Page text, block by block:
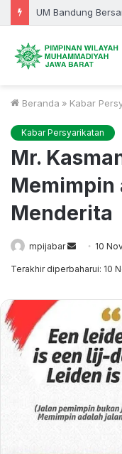
Beranda » Kabar
Kabar Persyarikatan
Mr.
Memimpin
Menderita
mpijabar
Send
an
10
Terakhir diperbaharui: 10